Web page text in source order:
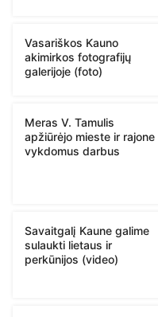
Vasariškos Kauno
akimirkos fotografijų
galerijoje (foto)
Meras V. Tamulis
apžiūrėjo mieste ir rajone
vykdomus darbus
Savaitgalį Kaune galime
sulaukti lietaus ir
perkūnijos (video)